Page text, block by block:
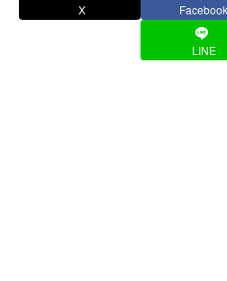
X Facebook
LINE